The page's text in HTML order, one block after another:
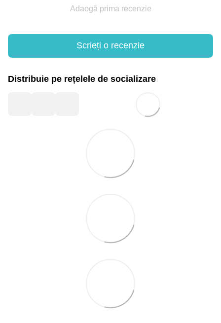
Adaogă prima recenzie
Scrieți o recenzie
Distribuie pe rețelele de socializare